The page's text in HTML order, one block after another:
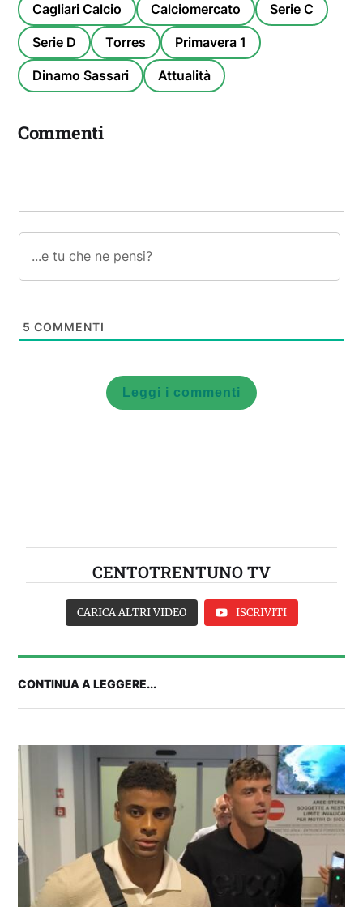
Cagliari Calcio Calciomercato Serie C
Serie D Torres Primavera 1
Dinamo Sassari Attualità
Commenti
5 COMMENTI
Leggi i commenti
CENTOTRENTUNO TV
2° TROFEO RIVA | IL POST-PARTITA: commenta
con noi il match tra Cagliari e Nizza
CARICA ALTRI VIDEO ISCRIVITI
CONTINUA A LEGGERE...